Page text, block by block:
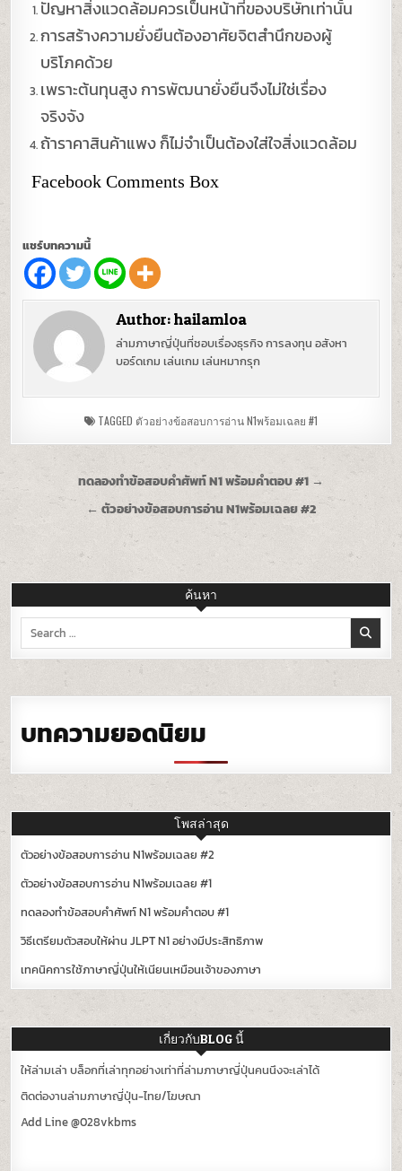
ปัญหาสิ่งแวดล้อมควรเป็นหน้าที่ของบริษัทเท่านั้น
การสร้างความยั่งยืนต้องอาศัยจิตสำนึกของผู้
บริโภคด้วย
เพราะต้นทุนสูง การพัฒนายั่งยืนจึงไม่ใช่เรื่อง
จริงจัง
ถ้าราคาสินค้าแพง ก็ไม่จำเป็นต้องใส่ใจสิ่งแวดล้อม
Facebook Comments Box
แชร์บทความนี้
Author:hailamloa
ล่ามภาษาญี่ปุ่นที่ชอบเรื่องธุรกิจ การลงทุน อสังหา
บอร์ดเกม เล่นเกม เล่นหมากรุก
TAGGED ตัวอย่างข้อสอบการอ่าน N1พร้อมเฉลย #1
Post
navigation
ทดลองทำข้อสอบคำศัพท์ N1 พร้อมคำตอบ #1 →
← ตัวอย่างข้อสอบการอ่าน N1พร้อมเฉลย #2
ค้นหา
for:
บทความยอดนิยม
โพสล่าสุด
ตัวอย่างข้อสอบการอ่าน N1พร้อมเฉลย #2
ตัวอย่างข้อสอบการอ่าน N1พร้อมเฉลย #1
ทดลองทำข้อสอบคำศัพท์ N1 พร้อมคำตอบ #1
วิธีเตรียมตัวสอบให้ผ่าน JLPT N1 อย่างมีประสิทธิภาพ
เทคนิคการใช้ภาษาญี่ปุ่นให้เนียนเหมือนเจ้าของภาษา
เกี่ยวกับBLOG นี้
ให้ล่ามเล่า บล็อกที่เล่าทุกอย่างเท่าที่ล่ามภาษาญี่ปุ่นคนนึงจะเล่าได้
ติดต่องานล่ามภาษาญี่ปุ่น-ไทย/โฆษณา
Add Line @028vkbms